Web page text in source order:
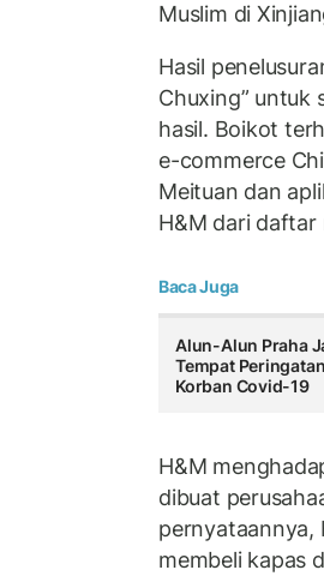
Muslim di
Hasil
Chuxing” untuk
hasil. Boikot
e-commerce
Meituan dan
H&M dari daftar
Baca Juga
Alun-Alun Praha
Tempat Peringatan
Korban Covid-19
H&M
dibuat
pernyataannya,
membeli kapas